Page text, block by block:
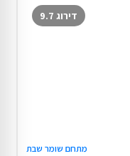
דירוג 9.7
מתחם שומר שבת